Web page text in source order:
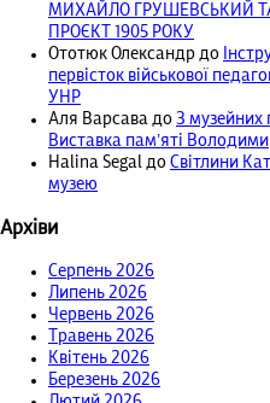
МИХАЙЛО ГРУШЕВСЬКИЙ
ПРОЄКТ 1905 РОКУ
Ототюк Олександр до
первісток військової
УНР
Аля Варсава до З музейних
Виставка пам’яті
Halina Segal до Світлини
музею
Архіви
Серпень 2026
Липень 2026
Червень 2026
Травень 2026
Квітень 2026
Березень 2026